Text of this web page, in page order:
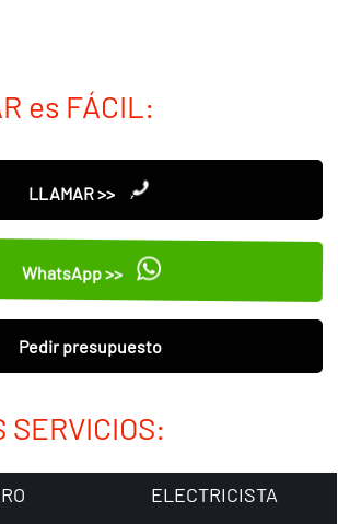
es FÁCIL:
LLAMAR >>
WhatsApp >>
Pedir presupuesto
SERVICIOS:
ELECTRICISTA